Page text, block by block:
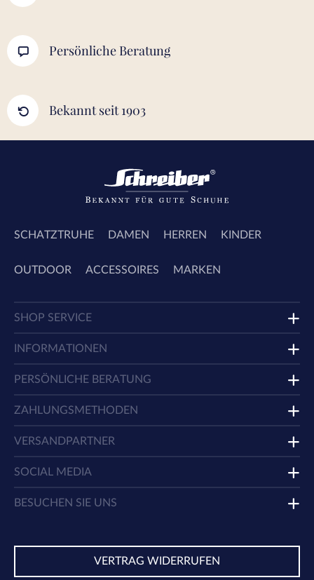
Persönliche Beratung
Bekannt seit 1903
SCHATZTRUHE DAMEN HERREN KINDER
OUTDOOR ACCESSOIRES MARKEN
SHOP SERVICE
INFORMATIONEN
PERSÖNLICHE BERATUNG
ZAHLUNGSMETHODEN
VERSANDPARTNER
SOCIAL MEDIA
BESUCHEN SIE UNS
VERTRAG WIDERRUFEN